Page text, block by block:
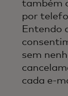
também
por
Entendo
sem
cada e-